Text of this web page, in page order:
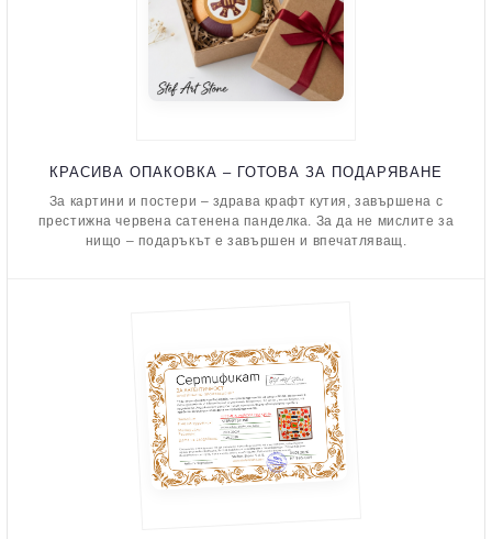
КРАСИВА ОПАКОВКА – ГОТОВА ЗА ПОДАРЯВАНЕ
За картини и постери – здрава крафт кутия, завършена с
престижна червена сатенена панделка. За да не мислите за
нищо – подаръкът е завършен и впечатляващ.